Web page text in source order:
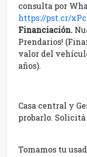
consulta por
https://pst.cr/
Financiación.
Prendarios!
valor del
años).
Casa central y
probarlo. Solicitá
Tomamos tu